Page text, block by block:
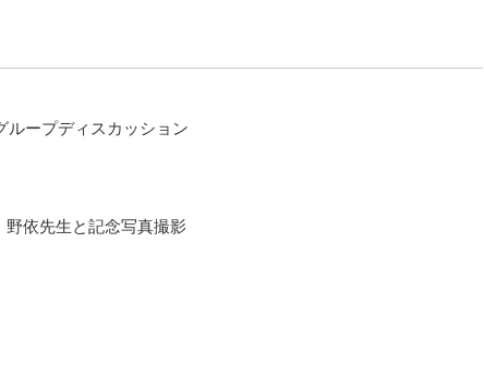
ループディスカッション
野依先生と記念写真撮影